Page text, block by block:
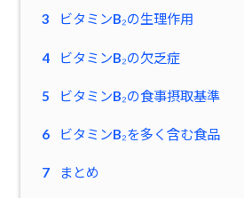
3 ビタミンB₂の生理作用
4 ビタミンB₂の欠乏症
5 ビタミンB₂の食事摂取基準
6 ビタミンB₂を多く含む食品
7 まとめ